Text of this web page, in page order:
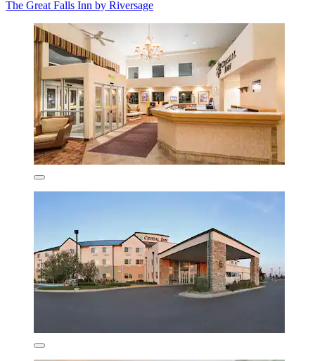
The Great Falls Inn by Riversage